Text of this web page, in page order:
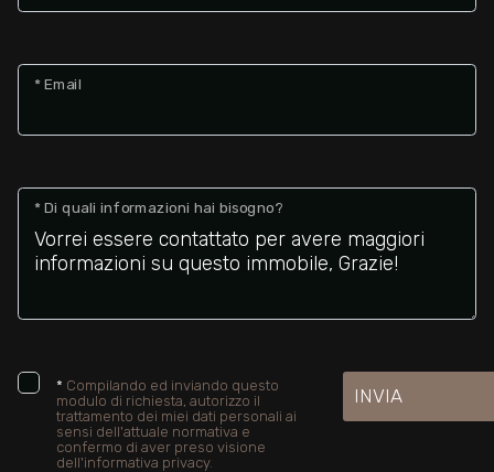
* Email
* Di quali informazioni hai bisogno?
* Compilando ed inviando questo
modulo di richiesta, autorizzo il
trattamento dei miei dati personali ai
sensi dell'attuale normativa e
confermo di aver preso visione
dell'informativa privacy.
INVIA